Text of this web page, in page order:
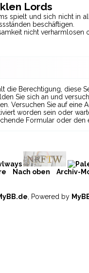
Lords
spielt und sich nicht in
beschäftigen.
nicht
die Berechtigung, diese
Sie sich an und
Versuchen Sie auf
worden sein oder
Formular oder
Nach oben Archiv-
, Powered by